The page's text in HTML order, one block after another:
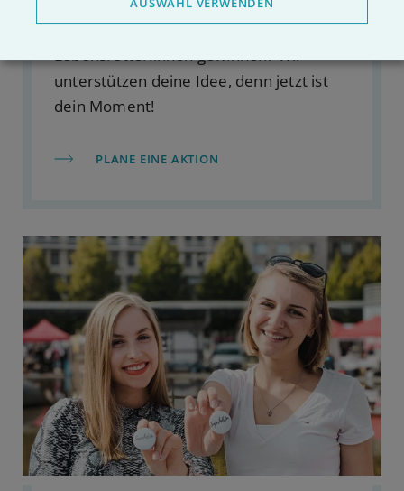
Du möchtest auf Blutkrebs aufmerksam
machen und bei einer Aktion selbst neue
Lebensretter:innen gewinnen? Wir
unterstützen deine Idee, denn jetzt ist
dein Moment!
PLANE EINE AKTION